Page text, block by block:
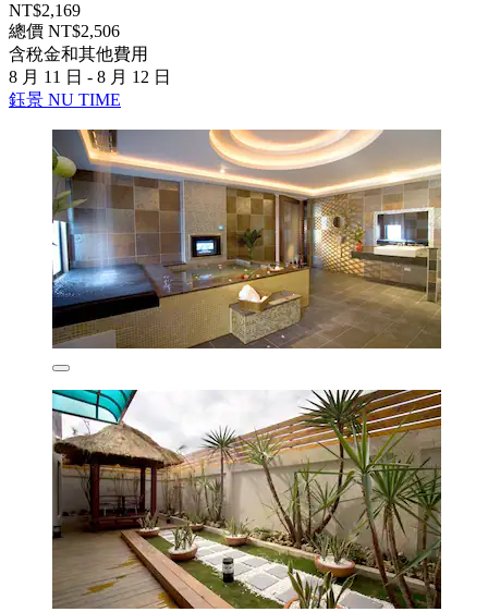
NT$2,169
總價 NT$2,506
含稅金和其他費用
8 月 11 日 - 8 月 12 日
鈺景 NU TIME